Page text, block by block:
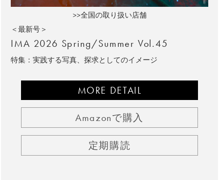
>>全国の取り扱い店舗
＜最新号＞
IMA 2026 Spring/Summer Vol.45
特集：実践する写真、探求としてのイメージ
MORE DETAIL
Amazonで購入
定期購読